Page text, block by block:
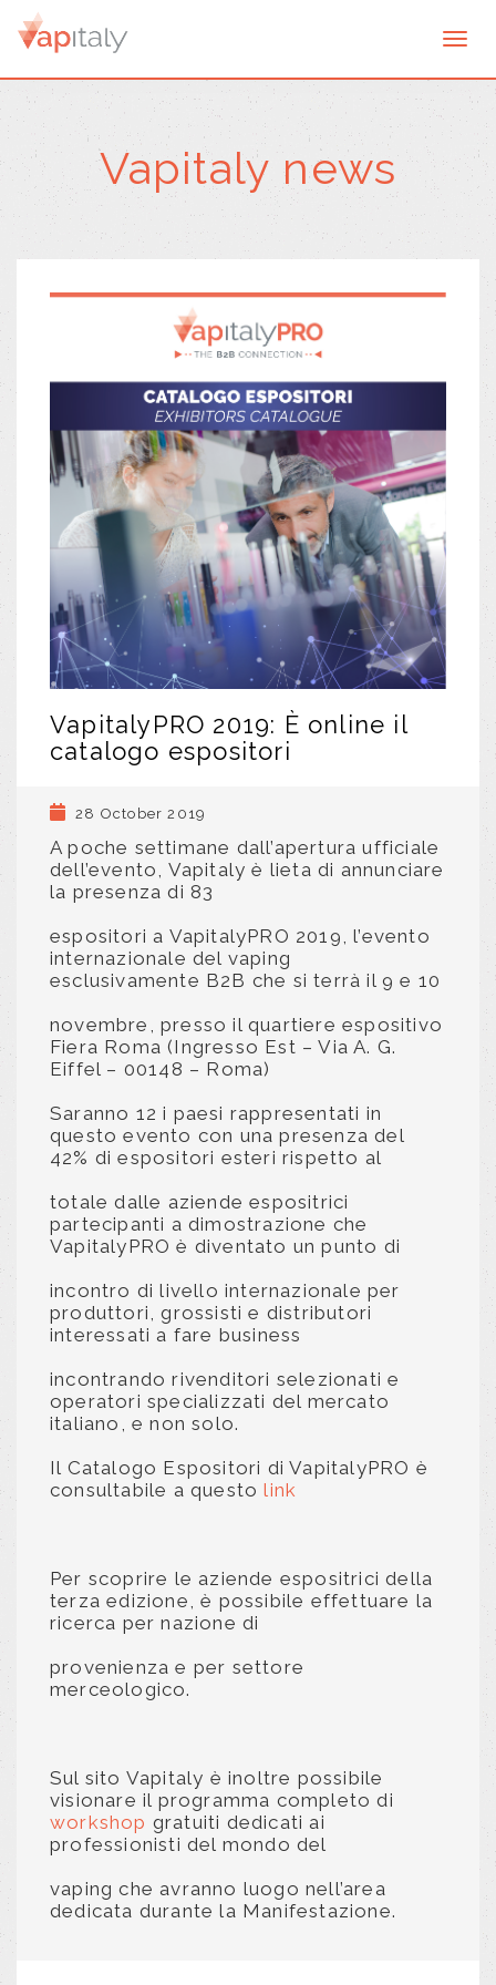
Vapitaly news
VapitalyPRO 2019: È online il
catalogo espositori
28 October 2019
A poche settimane dall’apertura ufficiale
dell’evento, Vapitaly è lieta di annunciare
la presenza di 83
espositori a VapitalyPRO 2019, l’evento
internazionale del vaping
esclusivamente B2B che si terrà il 9 e 10
novembre, presso il quartiere espositivo
Fiera Roma (Ingresso Est – Via A. G.
Eiffel – 00148 – Roma)
Saranno 12 i paesi rappresentati in
questo evento con una presenza del
42% di espositori esteri rispetto al
totale dalle aziende espositrici
partecipanti a dimostrazione che
VapitalyPRO è diventato un punto di
incontro di livello internazionale per
produttori, grossisti e distributori
interessati a fare business
incontrando rivenditori selezionati e
operatori specializzati del mercato
italiano, e non solo.
Il Catalogo Espositori di VapitalyPRO è
consultabile a questo link
Per scoprire le aziende espositrici della
terza edizione, è possibile effettuare la
ricerca per nazione di
provenienza e per settore
merceologico.
Sul sito Vapitaly è inoltre possibile
visionare il programma completodi
workshop gratuiti dedicati ai
professionisti del mondo del
vaping che avranno luogo nell’area
dedicata durante la Manifestazione.